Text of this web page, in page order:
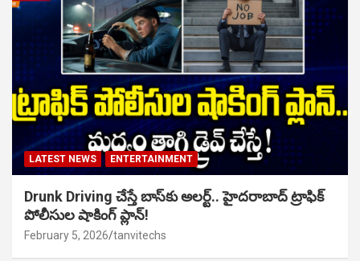
LATEST NEWS ENTERTAINMENT
Drunk Driving చేస్తే బాస్‌కు అలర్ట్.. హైదరాబాద్ ట్రాఫిక్
పోలీసుల షాకింగ్ ప్లాన్!
February 5, 2026 tanvitechs